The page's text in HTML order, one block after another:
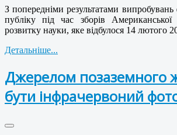
З попередніми результатами випробувань
публіку під час зборів Американської
розвитку науки, яке відбулося 14 лютого
Детальніше...
Джерелом позаземного
бути інфрачервоний